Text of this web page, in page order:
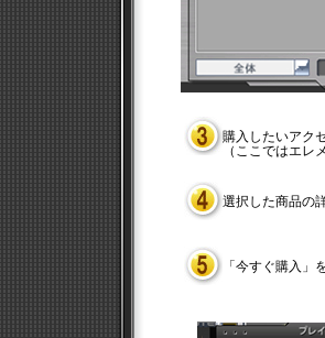
購入したいアク
（ここではエレ
選択した商品の
「今すぐ購入」